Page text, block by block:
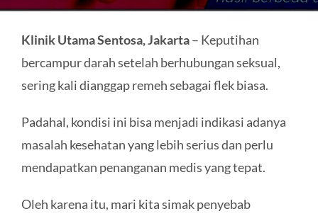
Klinik Utama Sentosa, Jakarta– Keputihan
bercampur darah setelah berhubungan seksual,
sering kali dianggap remeh sebagai flek biasa.
Padahal, kondisi ini bisa menjadi indikasi adanya
masalah kesehatan yang lebih serius dan perlu
mendapatkan penanganan medis yang tepat.
Oleh karena itu, mari kita simak penyebab